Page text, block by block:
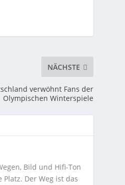
NÄCHSTE
verwöhnt Fans der
Olympischen Winterspiele
Bild und Hifi-Ton
Der Weg ist das